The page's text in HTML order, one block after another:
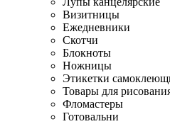
Визитницы
Ежедневники
Скотчи
Блокноты
Ножницы
Этикетки
Товары для
Фломастеры
Готовальни